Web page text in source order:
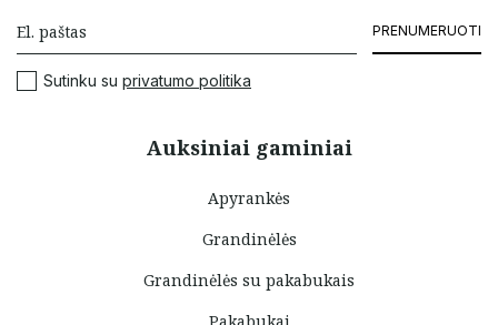
Auksiniai gaminiai
Apyrankės
Grandinėlės
Grandinėlės su pakabukais
PRENUMERUOTI
Sutinku su privatumo politika